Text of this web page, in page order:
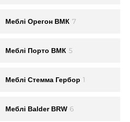
Меблi Орегон ВМК 7
Меблi Порто ВМК 5
Меблi Стемма Гербор 1
Меблі Balder BRW 6